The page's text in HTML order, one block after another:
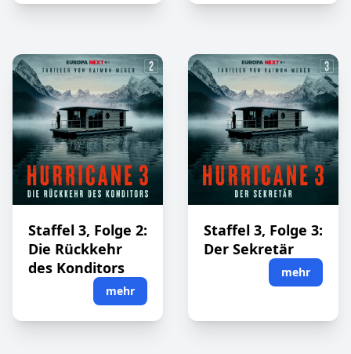
Staffel 3, Folge 2:
Die Rückkehr
des Konditors
mehr
Staffel 3, Folge 3:
Der Sekretär
mehr